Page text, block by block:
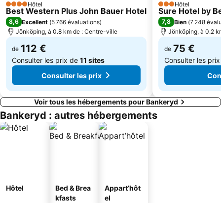
4 ÉtoilesHôtel
Best Western Plus John Bauer Hotel
8,6 Excellent (5 766 évaluations)
Jönköping, à 0.8 km de : Centre-ville
de 112 €
Consulter les prix de 11 sites
Consulter les prix
3 Étoiles
Hôtel
Sure Hotel by
7,8 Bien (7 248
Jönköping, à 0.2
de 75 €
Consulter les
Voir tous les hébergements pour Bankeryd
Bankeryd : autres hébergements
Hôtel
Bed & Brea
kfasts
Appart’hôt
el